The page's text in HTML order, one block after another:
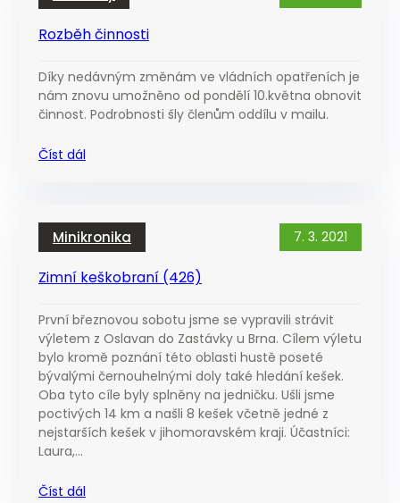
Rozběh činnosti
Díky nedávným změnám ve vládních opatřeních je
nám znovu umožněno od pondělí 10.května obnovit
činnost. Podrobnosti šly členům oddílu v mailu.
Číst dál
Minikronika 7. 3. 2021
Zimní keškobraní (426)
První březnovou sobotu jsme se vypravili strávit
výletem z Oslavan do Zastávky u Brna. Cílem výletu
bylo kromě poznání této oblasti hustě poseté
bývalými černouhelnými doly také hledání kešek.
Oba tyto cíle byly splněny na jedničku. Ušli jsme
poctivých 14 km a našli 8 kešek včetně jedné z
nejstarších kešek v jihomoravském kraji. Účastníci:
Laura,…
Číst dál